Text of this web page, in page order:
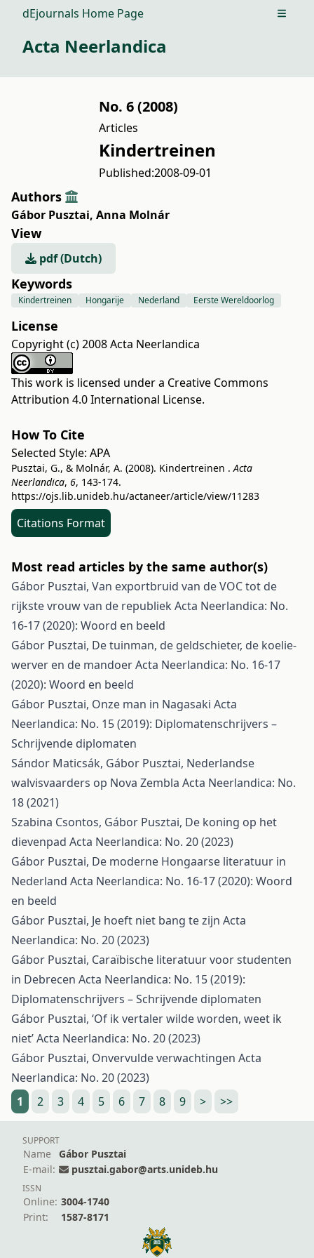
dEjournals Home Page Open
Acta Neerlandica
No. 6 (2008)
Articles
Kindertreinen
Published:2008-09-01
Authors
Gábor Pusztai, Anna Molnár
View
pdf (Dutch)
Keywords
Kindertreinen Hongarije Nederland Eerste Wereldoorlog
License
Copyright (c) 2008 Acta Neerlandica
This work is licensed under a Creative Commons
Attribution 4.0 International License.
How To Cite
Selected Style: APA
Pusztai, G., & Molnár, A. (2008). Kindertreinen .Acta
Neerlandica, 6, 143-174.
https://ojs.lib.unideb.hu/actaneer/article/view/11283
Citations Format
Most read articles by the same author(s)
Gábor Pusztai, Van exportbruid van de VOC tot de
rijkste vrouw van de republiek Acta Neerlandica: No.
16-17 (2020): Woord en beeld
Gábor Pusztai, De tuinman, de geldschieter, de koelie-
werver en de mandoerActa Neerlandica: No. 16-17
(2020): Woord en beeld
Gábor Pusztai, Onze man in Nagasaki Acta
Neerlandica: No. 15 (2019): Diplomatenschrijvers –
Schrijvende diplomaten
Sándor Maticsák, Gábor Pusztai, Nederlandse
walvisvaarders op Nova Zembla Acta Neerlandica: No.
18 (2021)
Szabina Csontos, Gábor Pusztai, De koning op het
dievenpad Acta Neerlandica: No. 20 (2023)
Gábor Pusztai, De moderne Hongaarse literatuur in
Nederland Acta Neerlandica: No. 16-17 (2020): Woord
en beeld
Gábor Pusztai, Je hoeft niet bang te zijn Acta
Neerlandica: No. 20 (2023)
Gábor Pusztai, Caraïbische literatuur voor studenten
in Debrecen Acta Neerlandica: No. 15 (2019):
Diplomatenschrijvers – Schrijvende diplomaten
Gábor Pusztai, ‘Of ik vertaler wilde worden, weet ik
niet’Acta Neerlandica: No. 20 (2023)
Gábor Pusztai, Onvervulde verwachtingen Acta
Neerlandica: No. 20 (2023)
1
2 3 4 5 6 7 8 9 > >>
SUPPORT
Name
Gábor Pusztai
E-mail:
pusztai.gabor@arts.unideb.hu
ISSN
Online: 3004-1740
Print:
1587-8171